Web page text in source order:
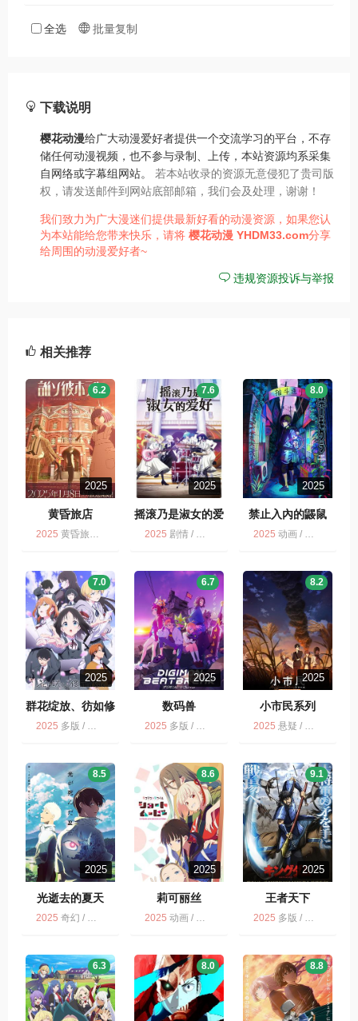
全选 批量复制
下载说明
樱花动漫给广大动漫爱好者提供一个交流学习的平台，不存
储任何动漫视频，也不参与录制、上传，本站资源均系采集
自网络或字幕组网站。 若本站收录的资源无意侵犯了贵司版
权，请发送邮件到网站底部邮箱，我们会及处理，谢谢！
我们致力为广大漫迷们提供最新好看的动漫资源，如果您认
为本站能给您带来快乐，请将 樱花动漫 YHDM33.com分享
给周围的动漫爱好者~
违规资源投诉与举报
相关推荐
2025
黄昏旅店
6.2
2025 黄昏旅店 / 多版 / 动画
2025
摇滚乃是淑女的爱
好
7.6
2025 剧情 / 摇滚乃是淑女的爱好 / 动画 / 音乐 / 多版
2025
禁止入內的鼹鼠
8.0
2025 动画 / 多版 / 禁止入內的鼹鼠
2025
群花绽放、彷如修
罗
7.0
2025 多版 / 动画 / 群花绽放、彷如修罗
2025
数码兽
BEATBREAK
6.7
2025 多版 / 动画
2025
小市民系列
8.2
2025 悬疑 / 多版 / 剧情 / 动画 / 小市民系列 第2季
2025
光逝去的夏天
8.5
2025 奇幻 / 多版 / 惊悚 / 悬疑 / 动画 / 光逝去的夏天
2025
莉可丽丝
8.6
2025 动画 / 多版
2025
王者天下
9.1
2025 多版 / 战争 / 历史 / 动画
6.3 8.0 8.8